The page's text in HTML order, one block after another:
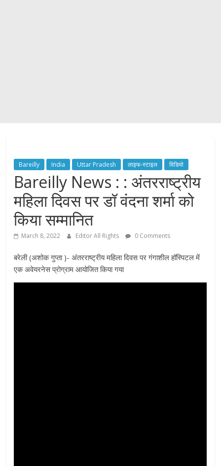
Bareilly India Uttar Pradesh लाइफ-स्टाइल विडियो
Bareilly News : : अंतरराष्ट्रीय
महिला दिवस पर डॉ वंदना शर्मा को
किया सम्मानित
March 8, 2022 Editor All Rights 0 Comments
बरेली (अशोक गुप्ता )- अंतरराष्ट्रीय महिला दिवस पर गंगाशील हॉस्पिटल में
एक अवेयरनेस प्रोग्राम आयोजित किया गया